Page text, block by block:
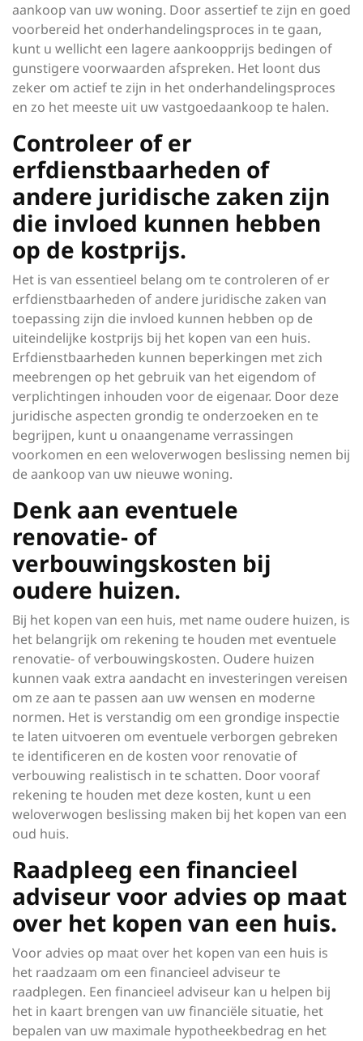
aankoop van uw woning. Door assertief te zijn en goed
voorbereid het onderhandelingsproces in te gaan,
kunt u wellicht een lagere aankoopprijs bedingen of
gunstigere voorwaarden afspreken. Het loont dus
zeker om actief te zijn in het onderhandelingsproces
en zo het meeste uit uw vastgoedaankoop te halen.
Controleer of er
erfdienstbaarheden of
andere juridische zaken zijn
die invloed kunnen hebben
op de kostprijs.
Het is van essentieel belang om te controleren of er
erfdienstbaarheden of andere juridische zaken van
toepassing zijn die invloed kunnen hebben op de
uiteindelijke kostprijs bij het kopen van een huis.
Erfdienstbaarheden kunnen beperkingen met zich
meebrengen op het gebruik van het eigendom of
verplichtingen inhouden voor de eigenaar. Door deze
juridische aspecten grondig te onderzoeken en te
begrijpen, kunt u onaangename verrassingen
voorkomen en een weloverwogen beslissing nemen bij
de aankoop van uw nieuwe woning.
Denk aan eventuele
renovatie- of
verbouwingskosten bij
oudere huizen.
Bij het kopen van een huis, met name oudere huizen, is
het belangrijk om rekening te houden met eventuele
renovatie- of verbouwingskosten. Oudere huizen
kunnen vaak extra aandacht en investeringen vereisen
om ze aan te passen aan uw wensen en moderne
normen. Het is verstandig om een grondige inspectie
te laten uitvoeren om eventuele verborgen gebreken
te identificeren en de kosten voor renovatie of
verbouwing realistisch in te schatten. Door vooraf
rekening te houden met deze kosten, kunt u een
weloverwogen beslissing maken bij het kopen van een
oud huis.
Raadpleeg een financieel
adviseur voor advies op maat
over het kopen van een huis.
Voor advies op maat over het kopen van een huis is
het raadzaam om een financieel adviseur te
raadplegen. Een financieel adviseur kan u helpen bij
het in kaart brengen van uw financiële situatie, het
bepalen van uw maximale hypotheekbedrag en het